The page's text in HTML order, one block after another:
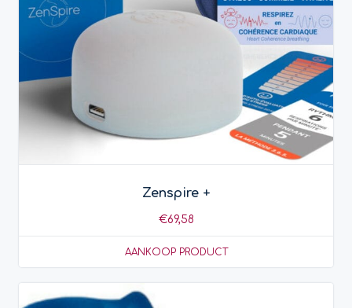
Zenspire +
€69,58
AANKOOP PRODUCT